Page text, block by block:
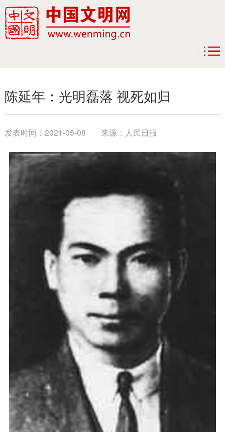
陈延年：光明磊落 视死如归
发表时间： 2021-05-08 来源： 人民日报